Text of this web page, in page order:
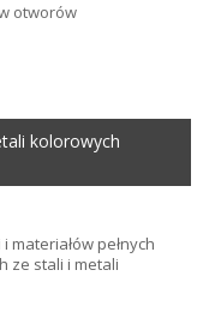
otworów
kolorowych
materiałów pełnych
ze stali i metali